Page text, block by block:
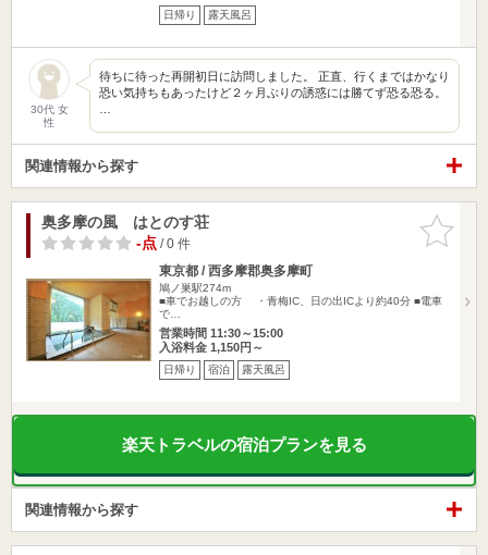
日帰り 露天風呂
30代 女
性
待ちに待った再開初日に訪問しました。 正直、行くまではかなり
恐い気持ちもあったけど２ヶ月ぶりの誘惑には勝てず恐る恐る。
関連情報から探す
お気に入
りに追加
奥多摩の風 はとのす荘
-点/ 0 件
東京都 / 西多摩郡奥多摩町
鳩ノ巣駅274m
■車でお越しの方 ・青梅IC、日の出ICより約40分 ■電車
で…
営業時間 11:30～15:00
入浴料金 1,150円～
日帰り 宿泊 露天風呂
楽天トラベルの宿泊プランを見る
関連情報から探す